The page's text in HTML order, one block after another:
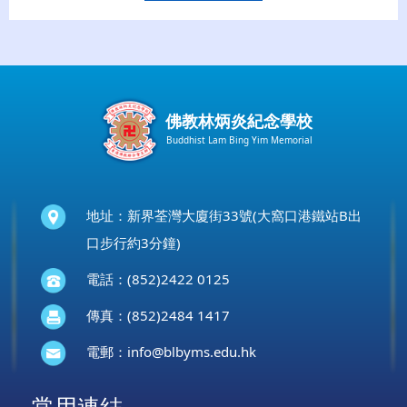
佛教林炳炎紀念學校
Buddhist Lam Bing Yim Memorial
地址：新界荃灣大廈街33號(大窩口港鐵站B出
口步行約3分鐘)
電話：(852)2422 0125
傳真：(852)2484 1417
電郵： info@blbyms.edu.hk